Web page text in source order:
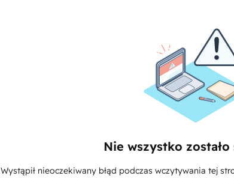
Nie wszystko zostało
Wystąpił nieoczekiwany błąd podczas wczytywania tej